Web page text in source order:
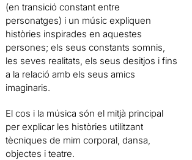
(en transició constant entre
personatges) i un músic expliquen
històries inspirades en aquestes
persones; els seus constants somnis,
les seves realitats, els seus desitjos i fins
a la relació amb els seus amics
imaginaris.
El cos i la música són el mitjà principal
per explicar les històries utilitzant
tècniques de mim corporal, dansa,
objectes i teatre.